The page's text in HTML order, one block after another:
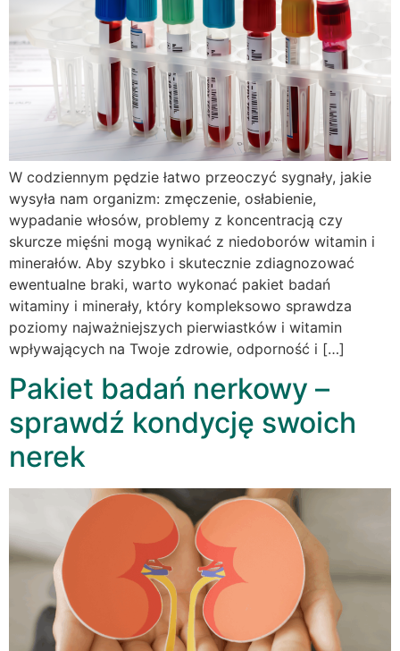
W codziennym pędzie łatwo przeoczyć sygnały, jakie
wysyła nam organizm: zmęczenie, osłabienie,
wypadanie włosów, problemy z koncentracją czy
skurcze mięśni mogą wynikać z niedoborów witamin i
minerałów. Aby szybko i skutecznie zdiagnozować
ewentualne braki, warto wykonać pakiet badań
witaminy i minerały, który kompleksowo sprawdza
poziomy najważniejszych pierwiastków i witamin
wpływających na Twoje zdrowie, odporność i […]
Pakiet badań nerkowy –
sprawdź kondycję swoich
nerek